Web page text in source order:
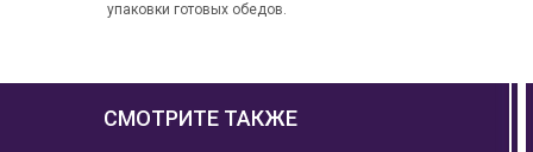
упаковки готовых обедов.
СМОТРИТЕ ТАКЖЕ